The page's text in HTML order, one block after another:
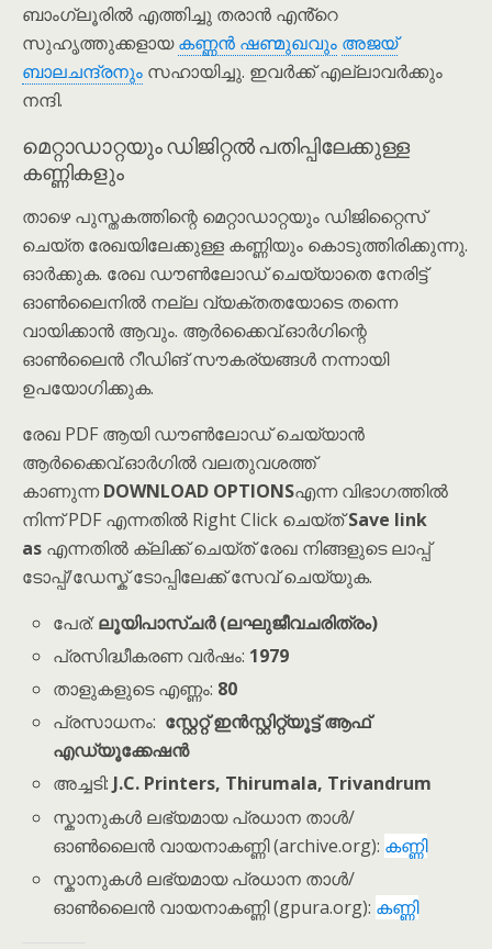
ബാംഗ്ലൂരിൽ എത്തിച്ചു തരാൻ എൻ്റെ
സുഹൃത്തുക്കളായകണ്ണൻ ഷണ്മുഖവും അജയ്
ബാലചന്ദ്രനും സഹായിച്ചു. ഇവർക്ക് എല്ലാവർക്കും
നന്ദി.
മെറ്റാഡാറ്റയും ഡിജിറ്റൽ പതിപ്പിലേക്കുള്ള
കണ്ണികളും
താഴെ പുസ്തകത്തിന്റെ മെറ്റാഡാറ്റയും ഡിജിറ്റൈസ്
ചെയ്ത രേഖയിലേക്കുള്ള കണ്ണിയും കൊടുത്തിരിക്കുന്നു.
ഓർക്കുക. രേഖ ഡൗൺലോഡ് ചെയ്യാതെ നേരിട്ട്
ഓൺലൈനിൽ നല്ല വ്യക്തതയോടെ തന്നെ
വായിക്കാൻ ആവും. ആർക്കൈവ്.ഓർഗിന്റെ
ഓൺലൈൻ റീഡിങ് സൗകര്യങ്ങൾ നന്നായി
ഉപയോഗിക്കുക.
രേഖ PDF ആയി ഡൗൺലോഡ് ചെയ്യാൻ
ആർക്കൈവ്.ഓർഗിൽ വലതുവശത്ത്
കാണുന്നDOWNLOAD OPTIONSഎന്ന വിഭാഗത്തിൽ
നിന്ന് PDF എന്നതിൽ Right Click ചെയ്ത്Save link
as എന്നതിൽ ക്ലിക്ക് ചെയ്ത് രേഖ നിങ്ങളുടെ ലാപ്പ്
ടോപ്പ്/ഡേസ്ക് ടോപ്പിലേക്ക് സേവ് ചെയ്യുക.
പേര്:ലൂയിപാസ്ചർ (ലഘുജീവചരിത്രം)
പ്രസിദ്ധീകരണ വർഷം: 1979
താളുകളുടെ എണ്ണം: 80
പ്രസാധനം: സ്റ്റേറ്റ് ഇൻസ്റ്റിറ്റ്യൂട്ട് ആഫ്
എഡ്യൂക്കേഷൻ
അച്ചടി: J.C. Printers, Thirumala, Trivandrum
സ്കാനുകൾ ലഭ്യമായ പ്രധാന താൾ/
ഓൺലൈൻ വായനാകണ്ണി (archive.org): കണ്ണി
സ്കാനുകൾ ലഭ്യമായ പ്രധാന താൾ/
ഓൺലൈൻ വായനാകണ്ണി (gpura.org): കണ്ണി